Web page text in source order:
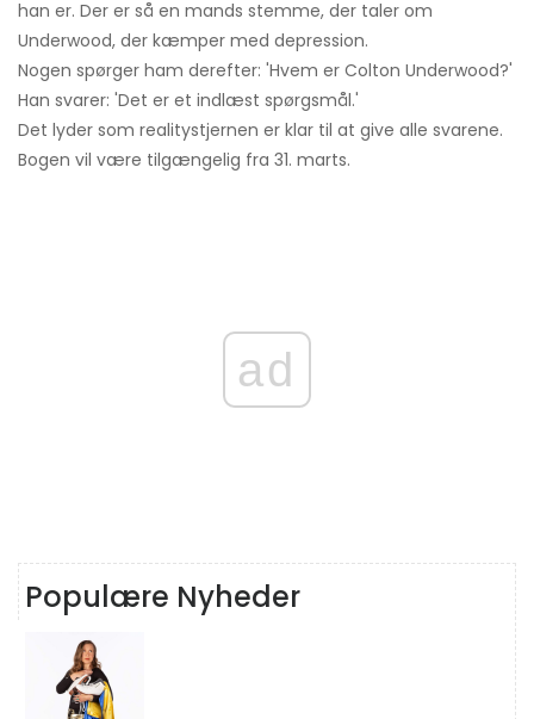
han er. Der er så en mands stemme, der taler om
Underwood, der kæmper med depression.
Nogen spørger ham derefter: 'Hvem er Colton Underwood?'
Han svarer: 'Det er et indlæst spørgsmål.'
Det lyder som realitystjernen er klar til at give alle svarene.
Bogen vil være tilgængelig fra 31. marts.
ad
Populære Nyheder